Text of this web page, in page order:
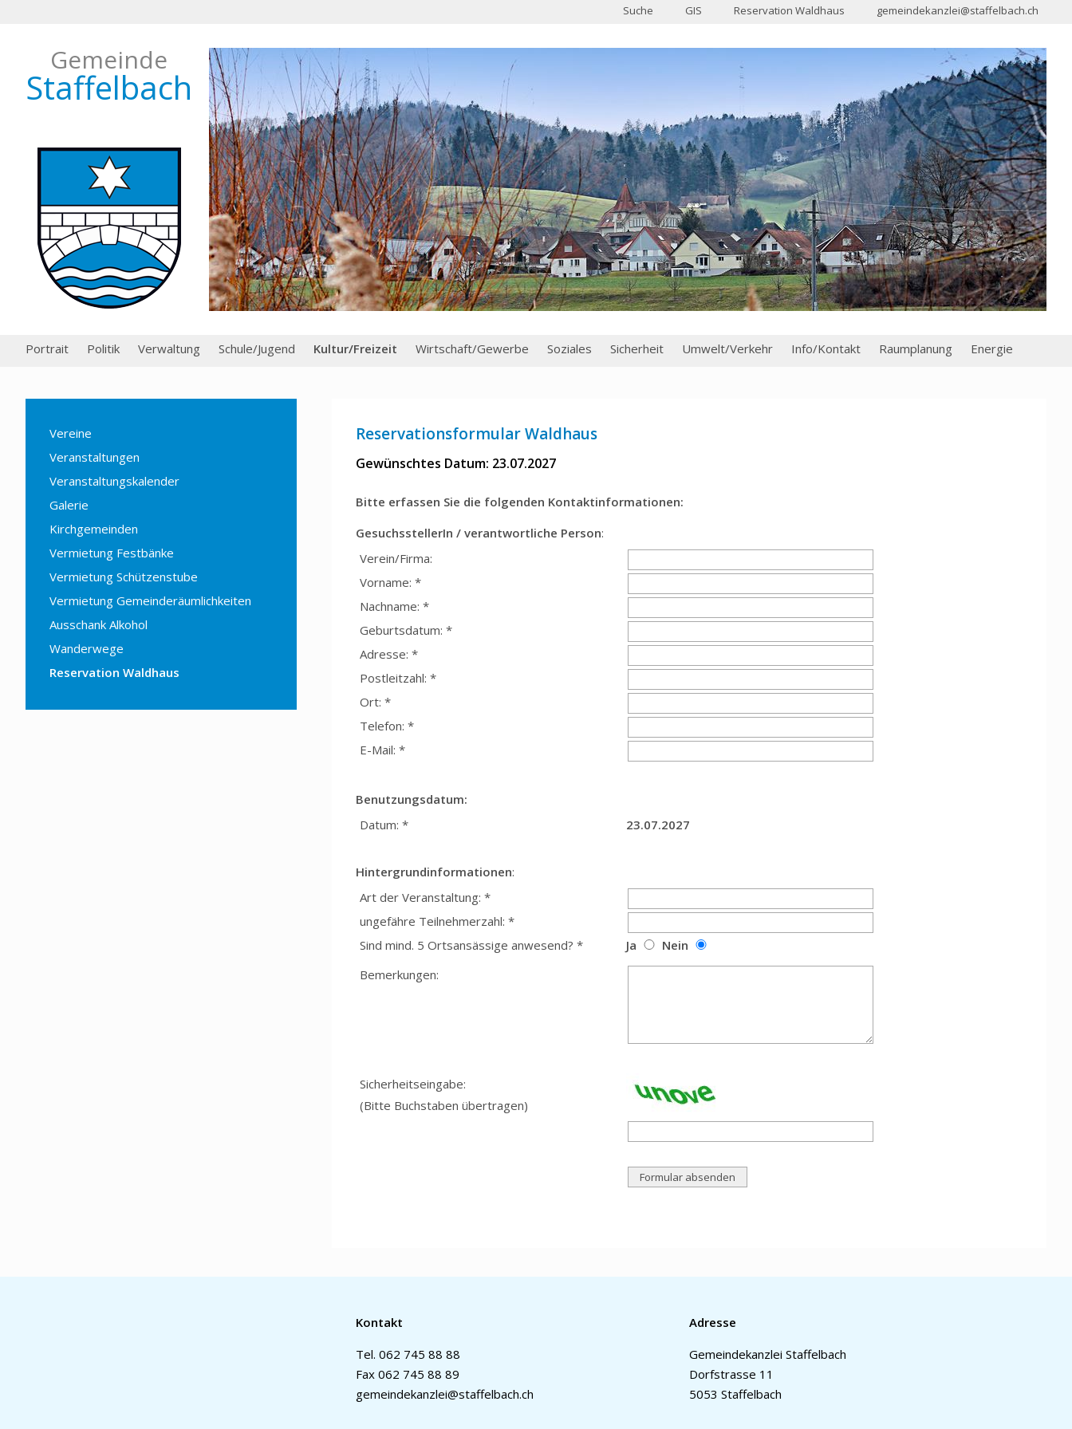
Suche GIS Reservation Waldhaus gemeindekanzlei@staffelbach.ch
Gemeinde
Staffelbach
Portrait Politik Verwaltung Schule/Jugend Kultur/Freizeit Wirtschaft/Gewerbe Soziales Sicherheit Umwelt/Verkehr Info/Kontakt Raumplanung Energie
Vereine
Veranstaltungen
Veranstaltungskalender
Galerie
Kirchgemeinden
Vermietung Festbänke
Vermietung Schützenstube
Vermietung Gemeinderäumlichkeiten
Ausschank Alkohol
Wanderwege
Reservation Waldhaus
Reservationsformular Waldhaus
Gewünschtes Datum: 23.07.2027
Bitte erfassen Sie die folgenden Kontaktinformationen:
GesuchsstellerIn / verantwortliche Person:
Verein/Firma:
Vorname: *
Nachname: *
Geburtsdatum: *
Adresse: *
Postleitzahl: *
Ort: *
Telefon: *
E-Mail: *
Benutzungsdatum:
Datum: *
23.07.2027
Hintergrundinformationen:
Art der Veranstaltung: *
ungefähre Teilnehmerzahl: *
Sind mind. 5 Ortsansässige anwesend? *
Ja
Nein
Bemerkungen:
Sicherheitseingabe:
(Bitte Buchstaben übertragen)
Kontakt
Tel. 062 745 88 88
Fax 062 745 88 89
gemeindekanzlei@staffelbach.ch
Adresse
Gemeindekanzlei Staffelbach
Dorfstrasse 11
5053 Staffelbach